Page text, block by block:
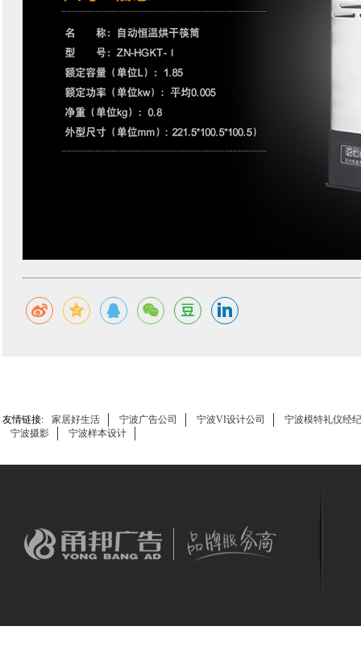
友情链接: 家居好生活 宁波广告公司 宁波VI设计公司
宁波模特礼仪经
宁波摄影
宁波样本设计